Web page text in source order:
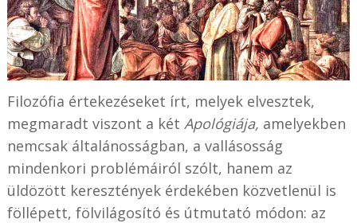
Filozófia értekezéseket írt, melyek elvesztek,
megmaradt viszont a két Apológiája, amelyekben
nemcsak általánosságban, a vallásosság
mindenkori problémáiról szólt, hanem az
üldözött keresztények érdekében közvetlenül is
föllépett, fölvilágosító és útmutató módon: az